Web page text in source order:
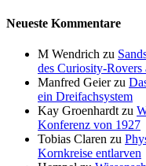
Neueste Kommentare
M Wendrich zu
des Curiosity-Rovers
Manfred Geierzu
ein Dreifachsystem
Kay Groenhardt zu
Konferenz von 1927
Tobias Claren zu
Kornkreise entlarven